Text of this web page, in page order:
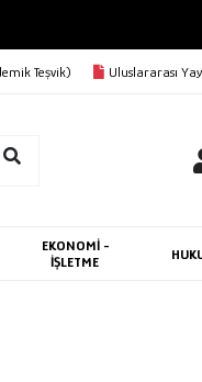
Teşvik) Uluslararası
EKONOMİ -
İŞLETME